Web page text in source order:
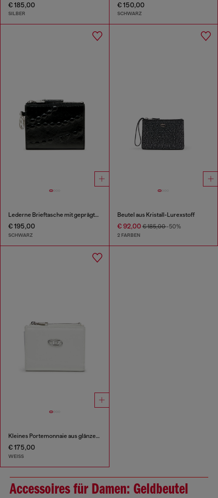
€ 185,00
SILBER
€ 150,00
SCHWARZ
Lederne Brieftasche mit geprägtem Kettenmotiv
€ 195,00
SCHWARZ
Beutel aus Kristall-Lurexstoff
€ 92,00€ 185,00-50%
2 FARBEN
Kleines Portemonnaie aus glänzendem Leder
€ 175,00
WEISS
Accessoires für Damen: Geldbeutel